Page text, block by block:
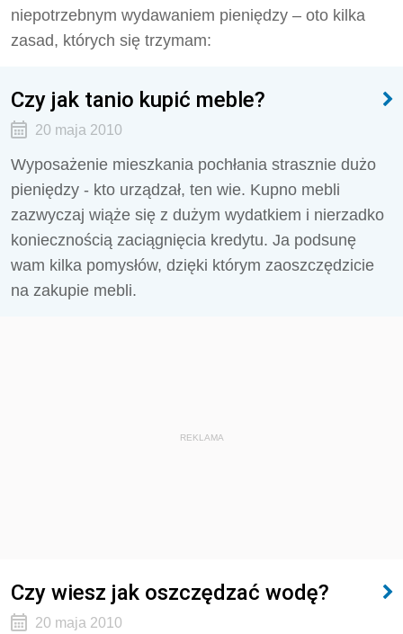
niepotrzebnym wydawaniem pieniędzy – oto kilka
zasad, których się trzymam:
Czy jak tanio kupić meble?
20 maja 2010
Wyposażenie mieszkania pochłania strasznie dużo
pieniędzy - kto urządzał, ten wie. Kupno mebli
zazwyczaj wiąże się z dużym wydatkiem i nierzadko
koniecznością zaciągnięcia kredytu. Ja podsunę
wam kilka pomysłów, dzięki którym zaoszczędzicie
na zakupie mebli.
REKLAMA
Czy wiesz jak oszczędzać wodę?
20 maja 2010